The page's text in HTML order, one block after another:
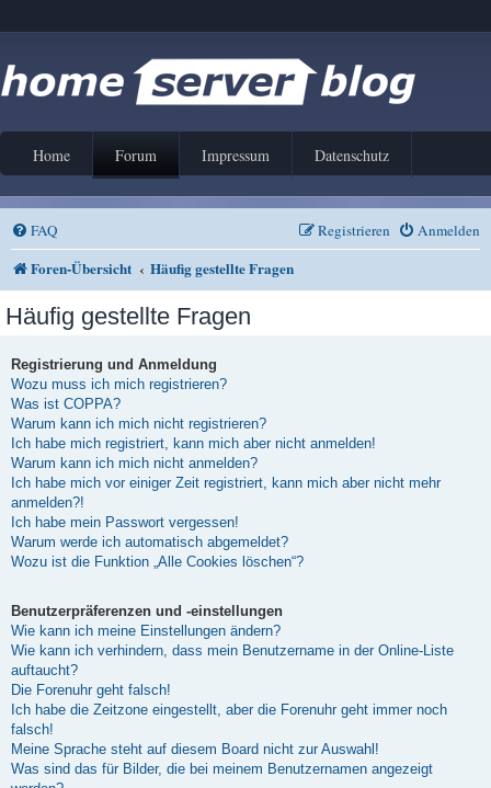
Home Forum Impressum Datenschutz
FAQ Anmelden
Registrieren
Foren-Übersicht Häufig gestellte Fragen
Häufig gestellte Fragen
Registrierung und Anmeldung
Wozu muss ich mich registrieren?
Was ist COPPA?
Warum kann ich mich nicht registrieren?
Ich habe mich registriert, kann mich aber nicht anmelden!
Warum kann ich mich nicht anmelden?
Ich habe mich vor einiger Zeit registriert, kann mich aber nicht mehr
anmelden?!
Ich habe mein Passwort vergessen!
Warum werde ich automatisch abgemeldet?
Wozu ist die Funktion „Alle Cookies löschen“?
Benutzerpräferenzen und -einstellungen
Wie kann ich meine Einstellungen ändern?
Wie kann ich verhindern, dass mein Benutzername in der Online-Liste
auftaucht?
Die Forenuhr geht falsch!
Ich habe die Zeitzone eingestellt, aber die Forenuhr geht immer noch
falsch!
Meine Sprache steht auf diesem Board nicht zur Auswahl!
Was sind das für Bilder, die bei meinem Benutzernamen angezeigt